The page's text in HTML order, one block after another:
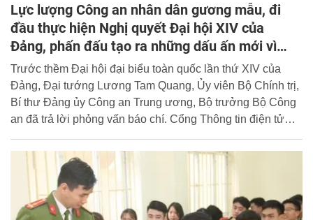
Lực lượng Công an nhân dân gương mẫu, đi
đầu thực hiện Nghị quyết Đại hội XIV của
Đảng, phấn đấu tạo ra những dấu ấn mới vì
Đảng, vì dân*
Trước thềm Đại hội đại biểu toàn quốc lần thứ XIV của
Đảng, Đại tướng Lương Tam Quang, Ủy viên Bộ Chính trị,
Bí thư Đảng ủy Công an Trung ương, Bộ trưởng Bộ Công
an đã trả lời phỏng vấn báo chí. Cổng Thông tin điện tử
Bộ trưởng.